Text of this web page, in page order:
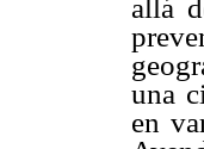
allá
una
en